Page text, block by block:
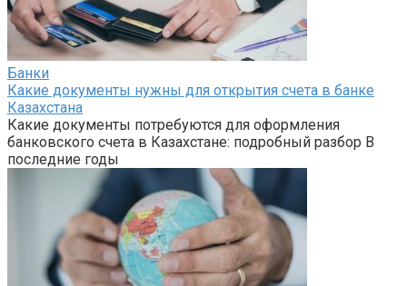
Банки
Какие документы нужны для открытия счета в банке
Казахстана
Какие документы потребуются для оформления
банковского счета в Казахстане: подробный разбор В
последние годы